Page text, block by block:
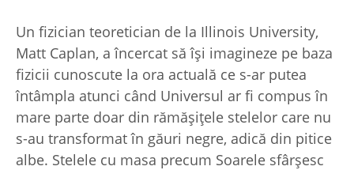
Un fizician teoretician de la Illinois University,
Matt Caplan, a încercat să îşi imagineze pe baza
fizicii cunoscute la ora actuală ce s-ar putea
întâmpla atunci când Universul ar fi compus în
mare parte doar din rămăşiţele stelelor care nu
s-au transformat în găuri negre, adică din pitice
albe. Stelele cu masa precum Soarele sfârşesc